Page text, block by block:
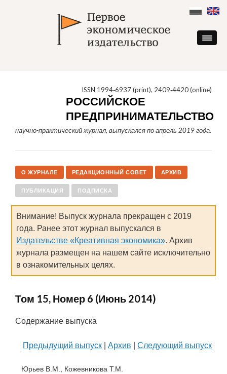
content
ISSN 1994‑6937 (print), 2409‑4420 (online)
РОССИЙСКОЕ
ПРЕДПРИНИМАТЕЛЬСТВО
научно-практический журнал, выпускался по апрель 2019 года.
О ЖУРНАЛЕ РЕДАКЦИОННЫЙ СОВЕТ АРХИВ
ПУБЛИКАЦИЯ ПОДПИСКА
Внимание! Выпуск журнала прекращен с 2019
года. Ранее этот журнал выпускался в
Издательстве «Креативная экономика». Архив
журнала размещен на нашем сайте исключительно
в ознакомительных целях.
Том 15, Номер 6 (Июнь 2014)
Содержание выпуска
Предыдущий выпуск Архив Следующий выпуск
Юрьев В.М., Кожевникова Т.М.